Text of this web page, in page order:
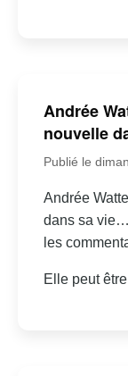
Andrée
nouvelle
Publié le
Andrée
dans sa
les
Elle peut